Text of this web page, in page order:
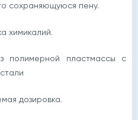
сохраняющуюся пену.
химикалий.
полимерной пластмассы с
дозировка.